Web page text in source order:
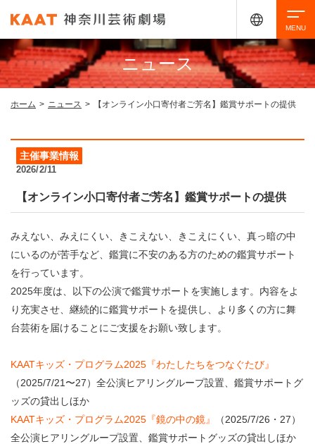
・ イベント一覧
ご来場案内
・ 館内サービス・アクセシビリティ
・ フロアマップ
・ 交通案内
・ よくある質問
施設を借りる
・ 芸術監督
SNS
検索
ニュース
ホーム > ニュース > 【オンライン小口寄付者ご芳名】鑑賞サポートの提供
主催事業情報
2026/2/11
【オンライン小口寄付者ご芳名】鑑賞サポートの提供
みえない、みえにくい、きこえない、きこえにくい、真っ暗の中
にいるのが苦手など、鑑賞に不安のある方のための鑑賞サポート
を行っています。
2025年度は、以下の公演で鑑賞サポートを実施します。内容をよ
り充実させ、継続的に鑑賞サポートを提供し、より多くの方に舞
台芸術を届けることにご支援をお願い致します。
KAATキッズ・プログラム2025『わたしたちをつなぐたび』
（2025/7/21〜27）全公演ヒアリングループ設置、鑑賞サポートグ
ッズの貸出しほか
KAATキッズ・プログラム2025『鏡の中の鏡』
（2025/7/26・27）
全公演ヒアリングループ設置、鑑賞サポートグッズの貸出しほか